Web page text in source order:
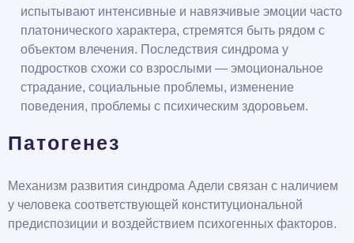
испытывают интенсивные и навязчивые эмоции часто
платонического характера, стремятся быть рядом с
объектом влечения. Последствия синдрома у
подростков схожи со взрослыми — эмоциональное
страдание, социальные проблемы, изменение
поведения, проблемы с психическим здоровьем.
Патогенез
Механизм развития синдрома Адели связан с наличием
у человека соответствующей конституциональной
предиспозиции и воздействием психогенных факторов.